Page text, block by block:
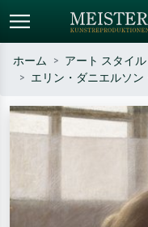
作家名・作品名・スタイル
– 例：モネ、星月夜、印象
ホーム アート スタイル
エリン・ダニエルソン